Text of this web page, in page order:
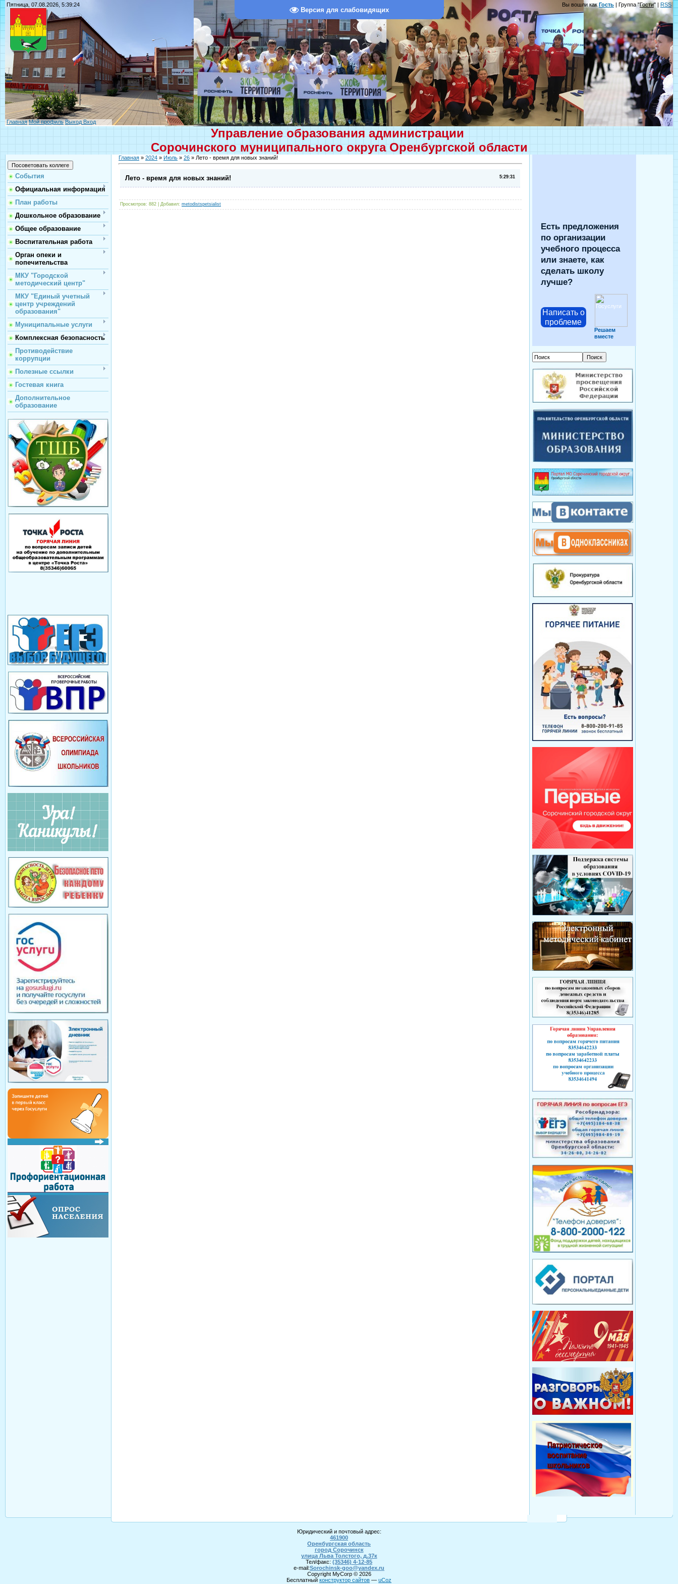
Версия для слабовидящих
Пятница, 07.08.2026, 5:39:24 Вы вошли какГость | Группа "Гости" | RSS
Главная Мой профиль Выход Вход
Управление образования администрации
Сорочинского муниципального округа Оренбургской области
События
Официальная информация
План работы
Дошкольное образование
Общее образование
Воспитательная работа
Орган опеки и
попечительства
МКУ "Городской
методический центр"
МКУ "Единый учетный
центр учреждений
образования"
Муниципальные услуги
Комплексная безопасность
Противодействие
коррупции
Полезные ссылки
Гостевая книга
Дополнительное
образование
Главная » 2024 » Июль » 26 » Лето - время для новых знаний!
5:29:31
Лето - время для новых знаний!
Просмотров: 882 | Добавил: metodistspetsialist
Есть предложения
по организации
учебного процесса
или знаете, как
сделать школу
лучше?
Написать о
проблеме
Решаем
вместе
Юридический и почтовый адрес:
461900
Оренбургская область
город Сорочинск
улица Льва Толстого, д.37к
Тел/факс: (35346) 4-12-85
e-mail:Sorochinsk-goo@yandex.ru
Copyright MyCorp © 2026
Бесплатный конструктор сайтов — uCoz